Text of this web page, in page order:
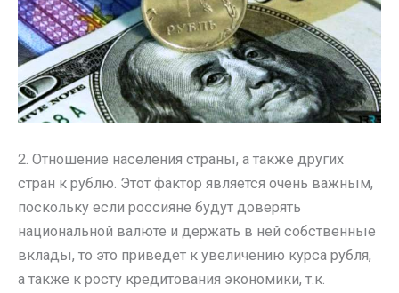
2. Отношение населения страны, а также других
стран к рублю. Этот фактор является очень важным,
поскольку если россияне будут доверять
национальной валюте и держать в ней собственные
вклады, то это приведет к увеличению курса рубля,
а также к росту кредитования экономики, т.к.